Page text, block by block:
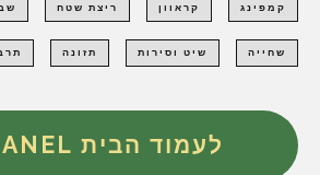
קמפינג קראוון ריצת שטח
שחייה שיט וסירות תזונה
לעמוד הבית OUTPANEL